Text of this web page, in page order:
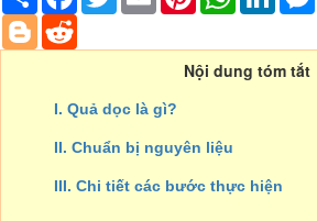
Blogger
Nội dung tóm tắt
I. Quả dọc là gì?
II. Chuẩn bị nguyên liệu
III. Chi tiết các bước thực hiện